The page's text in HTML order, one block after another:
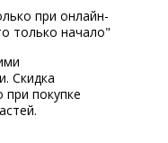
при онлайн-
только начало"
Скидка
при покупке